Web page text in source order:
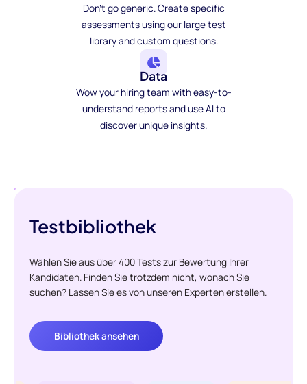
Don't go generic. Create specific
assessments using our large test
library and custom questions.
Data
Wow your hiring team with easy-to-
understand reports and use AI to
discover unique insights.
Testbibliothek
Wählen Sie aus über 400 Tests zur Bewertung Ihrer
Kandidaten. Finden Sie trotzdem nicht, wonach Sie
suchen? Lassen Sie es von unseren Experten erstellen.
Bibliothek ansehen